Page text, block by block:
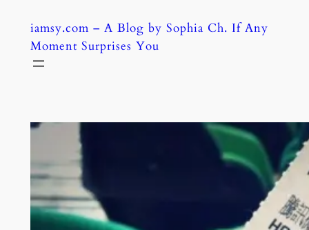
content
iamsy.com – A Blog by Sophia Ch. If Any
Moment Surprises You